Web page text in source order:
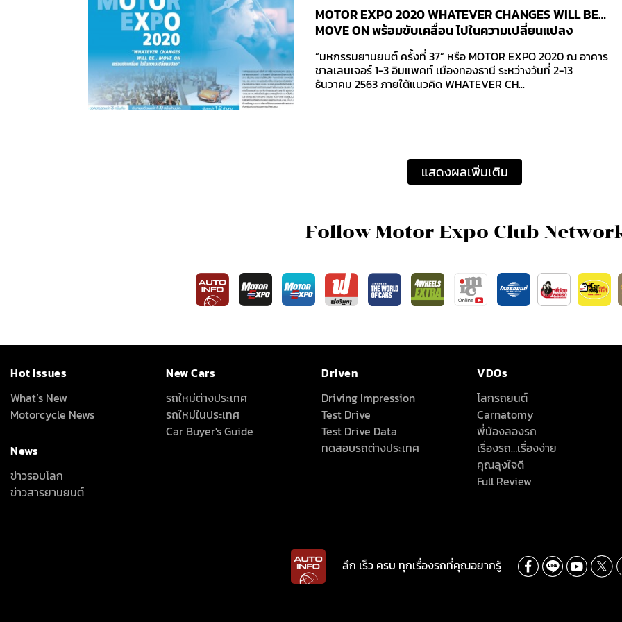
MOTOR EXPO 2020 WHATEVER CHANGES WILL BE…
MOVE ON พร้อมขับเคลื่อน ไปในความเปลี่ยนแปลง
“มหกรรมยานยนต์ ครั้งที่ 37” หรือ MOTOR EXPO 2020 ณ อาคาร
ชาลเลนเจอร์ 1-3 อิมแพคท์ เมืองทองธานี ระหว่างวันที่ 2-13
ธันวาคม 2563 ภายใต้แนวคิด WHATEVER CH...
แสดงผลเพิ่มเติม
Follow Motor Expo Club
Hot Issues
What’s New
Motorcycle News
News
ข่าวรอบโลก
ข่าวสารยานยนต์
New Cars
รถใหม่ต่างประเทศ
รถใหม่ในประเทศ
Car Buyer's Guide
Driven
Driving Impression
Test Drive
Test Drive Data
ทดสอบรถต่างประเทศ
VDOs
โลกรถยนต์
Carnatomy
พี่น้องลองรถ
เรื่องรถ…เรื่องง่าย
คุณลุงใจดี
Full Review
ลึก เร็ว ครบ ทุกเรื่องรถที่คุณอยากรู้